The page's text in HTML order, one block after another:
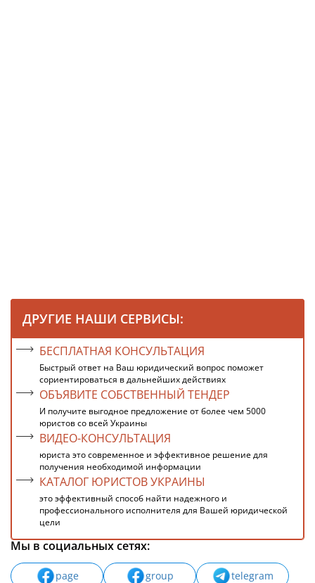
ДРУГИЕ НАШИ СЕРВИСЫ:
БЕСПЛАТНАЯ КОНСУЛЬТАЦИЯ
Быстрый ответ на Ваш юридический вопрос поможет
сориентироваться в дальнейших действиях
ОБЪЯВИТЕ СОБСТВЕННЫЙ ТЕНДЕР
И получите выгодное предложение от более чем 5000
юристов со всей Украины
ВИДЕО-КОНСУЛЬТАЦИЯ
юриста это современное и эффективное решение для
получения необходимой информации
КАТАЛОГ ЮРИСТОВ УКРАИНЫ
это эффективный способ найти надежного и
профессионального исполнителя для Вашей юридической
цели
Мы в социальных сетях:
page group
telegram